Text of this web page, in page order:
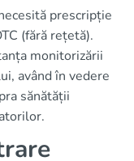
prescripție
(fără rețetă).
monitorizării
având în vedere
sănătății